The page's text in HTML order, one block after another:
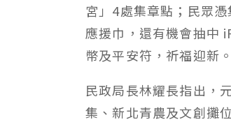
宮」4處集章點；民眾
應援巾，還有機會抽中
幣及平安符，祈福迎新。
民政局長林耀長指出，
集、新北青農及文創攤